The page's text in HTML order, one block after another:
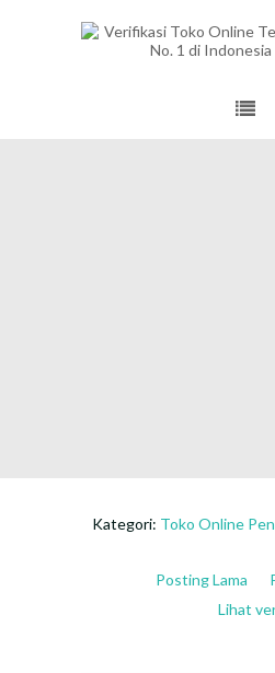
Kategori: Toko Online
Posting Lama
Lihat